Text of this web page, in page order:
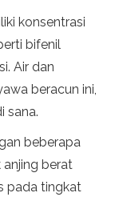
konsentrasi
bifenil
Air dan
beracun ini,
sana.
beberapa
anjing berat
pada tingkat